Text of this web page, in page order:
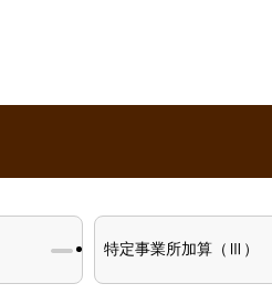
特定事業所加算（Ⅲ）